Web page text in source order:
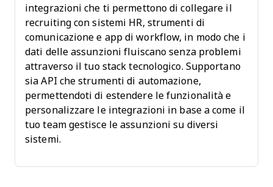
integrazioni che ti permettono di collegare il
recruiting con sistemi HR, strumenti di
comunicazione e app di workflow, in modo che i
dati delle assunzioni fluiscano senza problemi
attraverso il tuo stack tecnologico. Supportano
sia API che strumenti di automazione,
permettendoti di estendere le funzionalità e
personalizzare le integrazioni in base a come il
tuo team gestisce le assunzioni su diversi
sistemi.